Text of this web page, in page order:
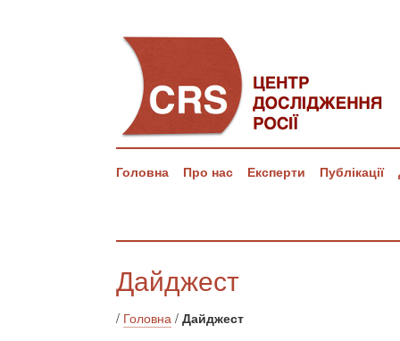
Головна Про нас Експерти Публікації
Дайджест
/ Головна / Дайджест